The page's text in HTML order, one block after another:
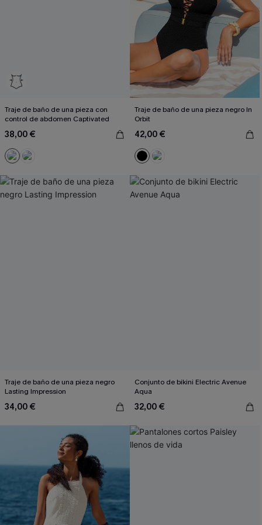
Traje de baño de una pieza con
control de abdomen Captivated
38,00 €
Traje de baño de una pieza negro In
Orbit
42,00 €
Traje de baño de una pieza negro
Lasting Impression
34,00 €
Conjunto de bikini Electric Avenue
Aqua
32,00 €